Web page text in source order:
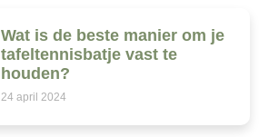
Wat is de beste manier om je
tafeltennisbatje vast te
houden?
24 april 2024